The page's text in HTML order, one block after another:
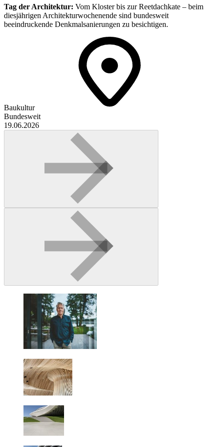
Tag der Architektur: Vom Kloster bis zur Reetdachkate – beim
diesjährigen Architekturwochenende sind bundesweit
beeindruckende Denkmalsanierungen zu besichtigen.
Baukultur
Bundesweit
19.06.2026